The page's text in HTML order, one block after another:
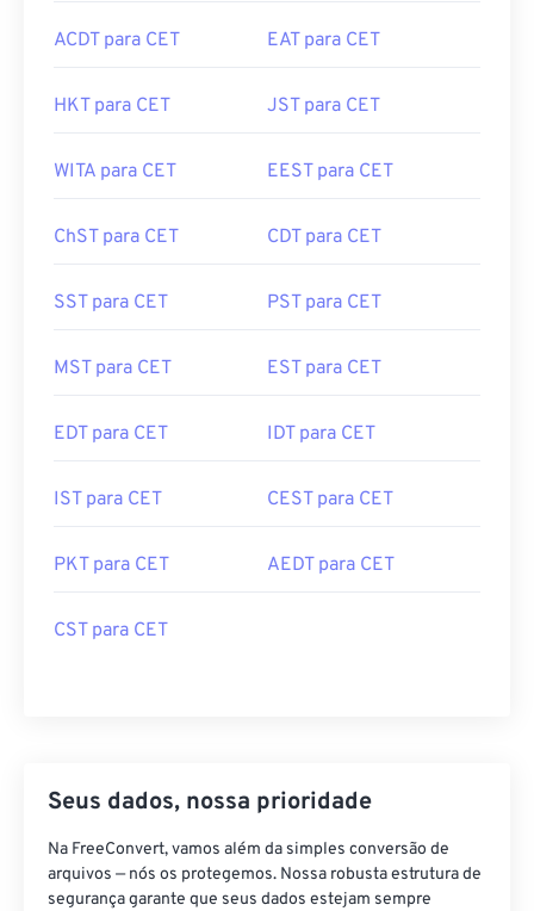
ACDT para CET EAT para CET
HKT para CET JST para CET
WITA para CET EEST para CET
ChST para CET CDT para CET
SST para CET PST para CET
MST para CET EST para CET
EDT para CET IDT para CET
IST para CET CEST para CET
PKT para CET AEDT para CET
CST para CET
Seus dados, nossa prioridade
Na FreeConvert, vamos além da simples conversão de
arquivos — nós os protegemos. Nossa robusta estrutura de
segurança garante que seus dados estejam sempre